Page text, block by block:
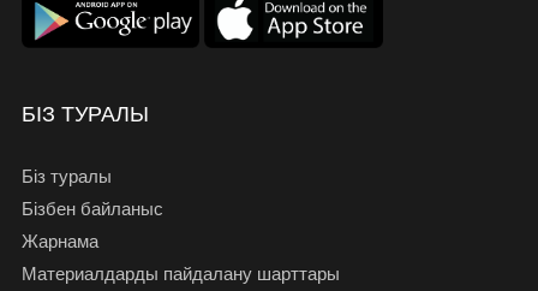
БІЗ ТУРАЛЫ
Біз туралы
Бізбен байланыс
Жарнама
Материалдарды пайдалану шарттары